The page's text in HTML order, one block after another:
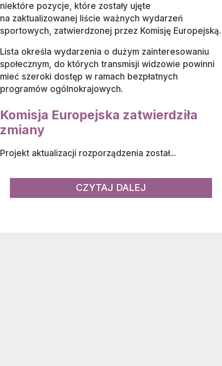
niektóre pozycje, które zostały ujęte
na zaktualizowanej liście ważnych wydarzeń
sportowych, zatwierdzonej przez Komisję Europejską.
Lista określa wydarzenia o dużym zainteresowaniu
społecznym, do których transmisji widzowie powinni
mieć szeroki dostęp w ramach bezpłatnych
programów ogólnokrajowych.
Komisja Europejska zatwierdziła
zmiany
Projekt aktualizacji rozporządzenia został...
CZYTAJ DALEJ